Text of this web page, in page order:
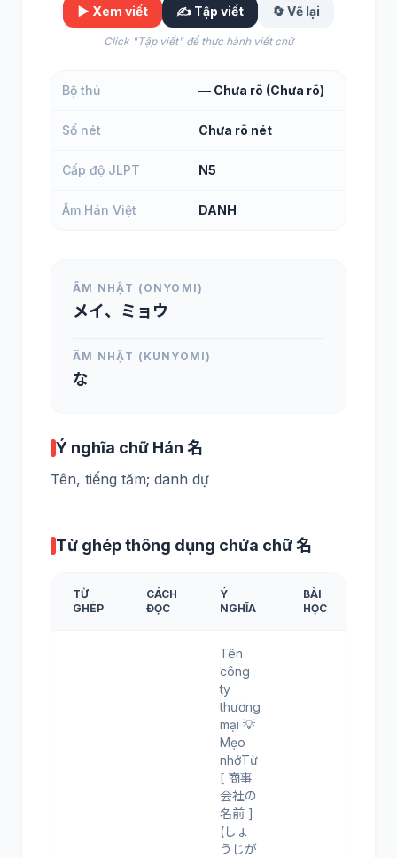
▶️ Xem viết ✍️ Tập viết 🔄 Vẽ lại
Click "Tập viết" để thực hành viết chữ
Bộ thủ — Chưa rõ (Chưa rõ)
Số nét Chưa rõ nét
Cấp độ JLPT N5
Âm Hán Việt DANH
ÂM NHẬT (ONYOMI)
メイ、ミョウ
ÂM NHẬT (KUNYOMI)
な
Ý nghĩa chữ Hán 名
Tên, tiếng tăm; danh dự
Từ ghép thông dụng chứa chữ 名
TỪ
GHÉP
CÁCH
ĐỌC
Ý
NGHĨA
BÀI
HỌC
Tên
công
ty
thương
mại 💡
Mẹo
nhớTừ
[ 商事
会社の
名前 ]
(しょ
うじが